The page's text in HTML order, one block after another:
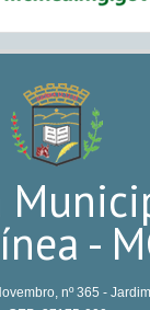
-
nº 365 -